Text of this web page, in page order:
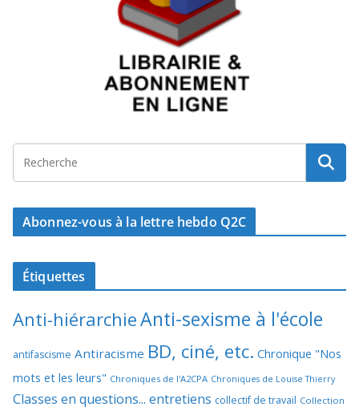
Abonnez-vous à la lettre hebdo Q2C
Étiquettes
Anti-hiérarchieAnti-sexisme à l'école
antifascisme Antiracisme BD, ciné, etc. Chronique "Nos
mots et les leurs" Chroniques de l'A2CPA Chroniques de Louise Thierry
Classes en questions... entretiens collectif de travail Collection